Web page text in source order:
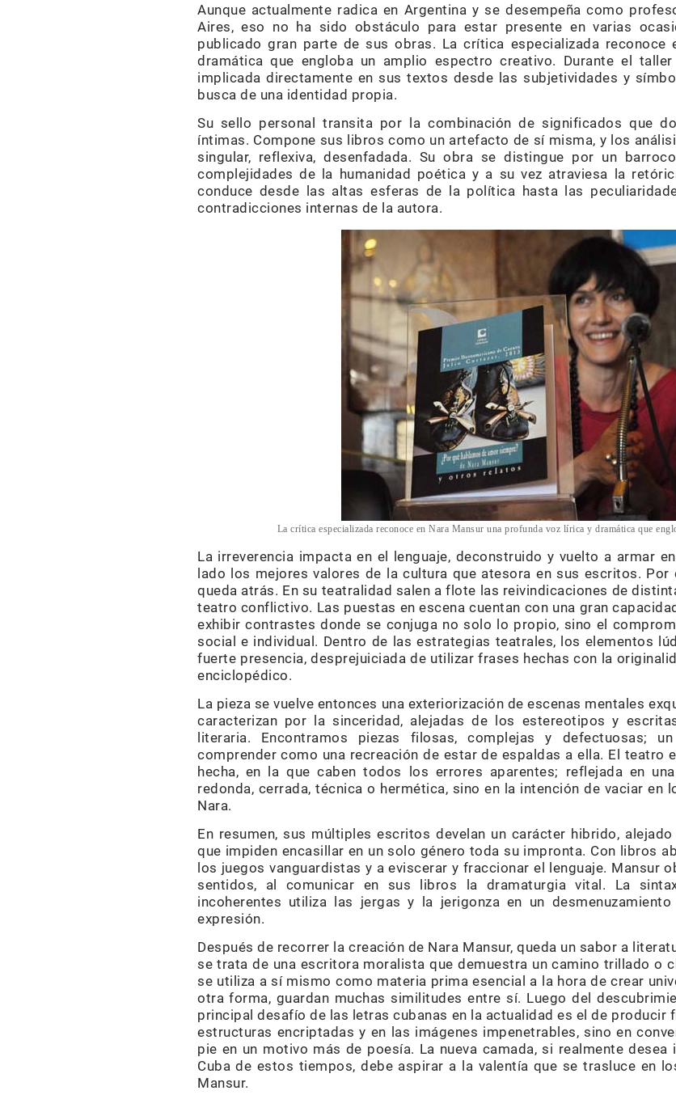
Aunque actualmente radica en Argentina y se desempeña como
Aires, eso no ha sido obstáculo para estar presente en varias
publicado gran parte de sus obras. La crítica especializada reconoce
dramática que engloba un amplio espectro creativo. Durante el
implicada directamente en sus textos desde las subjetividades y
busca de una identidad propia.
Su sello personal transita por la combinación de significados que
íntimas. Compone sus libros como un artefacto de sí misma, y los
singular, reflexiva, desenfadada. Su obra se distingue por un
complejidades de la humanidad poética y a su vez atraviesa la
conduce desde las altas esferas de la política hasta las
contradicciones internas de la autora.
La crítica especializada reconoce en Nara Mansur una profunda voz lírica y dramática que
La irreverencia impacta en el lenguaje, deconstruido y vuelto a armar
lado los mejores valores de la cultura que atesora en sus escritos.
queda atrás. En su teatralidad salen a flote las reivindicaciones de
teatro conflictivo. Las puestas en escena cuentan con una gran
exhibir contrastes donde se conjuga no solo lo propio, sino el
social e individual. Dentro de las estrategias teatrales, los elementos
fuerte presencia, desprejuiciada de utilizar frases hechas con la
enciclopédico.
La pieza se vuelve entonces una exteriorización de escenas mentales
caracterizan por la sinceridad, alejadas de los estereotipos y
literaria. Encontramos piezas filosas, complejas y defectuosas;
comprender como una recreación de estar de espaldas a ella. El teatro
hecha, en la que caben todos los errores aparentes; reflejada en
redonda, cerrada, técnica o hermética, sino en la intención de vaciar en
Nara.
En resumen, sus múltiples escritos develan un carácter hibrido,
que impiden encasillar en un solo género toda su impronta. Con libros
los juegos vanguardistas y a eviscerar y fraccionar el lenguaje. Mansur
sentidos, al comunicar en sus libros la dramaturgia vital. La
incoherentes utiliza las jergas y la jerigonza en un
expresión.
Después de recorrer la creación de Nara Mansur, queda un sabor a
se trata de una escritora moralista que demuestra un camino trillado o
se utiliza a sí mismo como materia prima esencial a la hora de crear
otra forma, guardan muchas similitudes entre sí. Luego del
principal desafío de las letras cubanas en la actualidad es el de producir
estructuras encriptadas y en las imágenes impenetrables, sino en
pie en un motivo más de poesía. La nueva camada, si realmente
Cuba de estos tiempos, debe aspirar a la valentía que se trasluce en
Mansur.